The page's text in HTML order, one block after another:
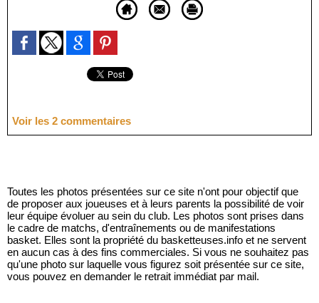
Voir les 2 commentaires
Toutes les photos présentées sur ce site n'ont pour objectif que
de proposer aux joueuses et à leurs parents la possibilité de voir
leur équipe évoluer au sein du club. Les photos sont prises dans
le cadre de matchs, d'entraînements ou de manifestations
basket. Elles sont la propriété du basketteuses.info et ne servent
en aucun cas à des fins commerciales. Si vous ne souhaitez pas
qu'une photo sur laquelle vous figurez soit présentée sur ce site,
vous pouvez en demander le retrait immédiat par mail.